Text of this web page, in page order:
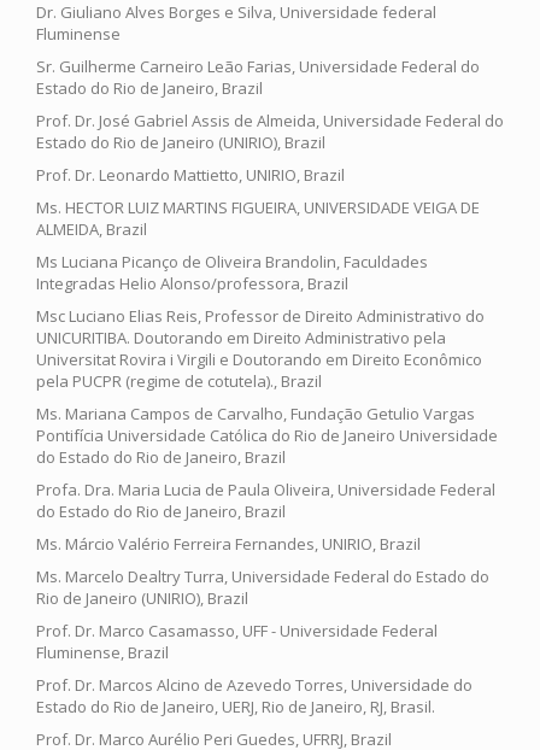
Dr. Giuliano Alves Borges e Silva, Universidade federal
Fluminense
Sr. Guilherme Carneiro Leão Farias, Universidade Federal do
Estado do Rio de Janeiro, Brazil
Prof. Dr. José Gabriel Assis de Almeida, Universidade Federal do
Estado do Rio de Janeiro (UNIRIO), Brazil
Prof. Dr. Leonardo Mattietto, UNIRIO, Brazil
Ms. HECTOR LUIZ MARTINS FIGUEIRA, UNIVERSIDADE VEIGA DE
ALMEIDA, Brazil
Ms Luciana Picanço de Oliveira Brandolin, Faculdades
Integradas Helio Alonso/professora, Brazil
Msc Luciano Elias Reis, Professor de Direito Administrativo do
UNICURITIBA. Doutorando em Direito Administrativo pela
Universitat Rovira i Virgili e Doutorando em Direito Econômico
pela PUCPR (regime de cotutela)., Brazil
Ms. Mariana Campos de Carvalho, Fundação Getulio Vargas
Pontifícia Universidade Católica do Rio de Janeiro Universidade
do Estado do Rio de Janeiro, Brazil
Profa. Dra. Maria Lucia de Paula Oliveira, Universidade Federal
do Estado do Rio de Janeiro, Brazil
Ms. Márcio Valério Ferreira Fernandes, UNIRIO, Brazil
Ms. Marcelo Dealtry Turra, Universidade Federal do Estado do
Rio de Janeiro (UNIRIO), Brazil
Prof. Dr. Marco Casamasso, UFF - Universidade Federal
Fluminense, Brazil
Prof. Dr. Marcos Alcino de Azevedo Torres, Universidade do
Estado do Rio de Janeiro, UERJ, Rio de Janeiro, RJ, Brasil.
Prof. Dr. Marco Aurélio Peri Guedes, UFRRJ, Brazil